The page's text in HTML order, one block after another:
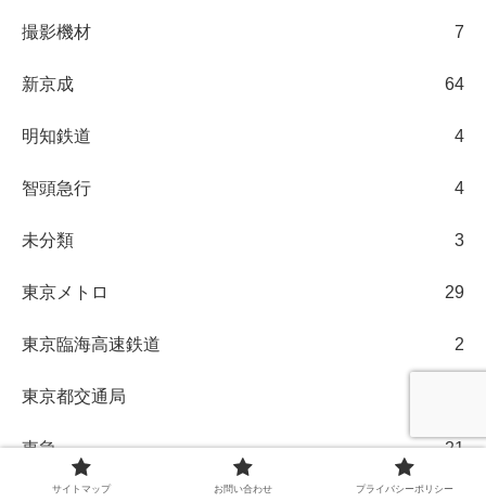
撮影機材 7
新京成 64
明知鉄道 4
智頭急行 4
未分類 3
東京メトロ 29
東京臨海高速鉄道 2
東京都交通局
東急 21
サイトマップ お問い合わせ プライバシーポリシー